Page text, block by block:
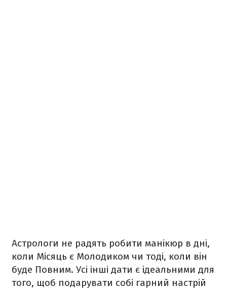
Астрологи не радять робити манікюр в дні,
коли Місяць є Молодиком чи тоді, коли він
буде Повним. Усі інші дати є ідеальними для
того, щоб подарувати собі гарний настрій